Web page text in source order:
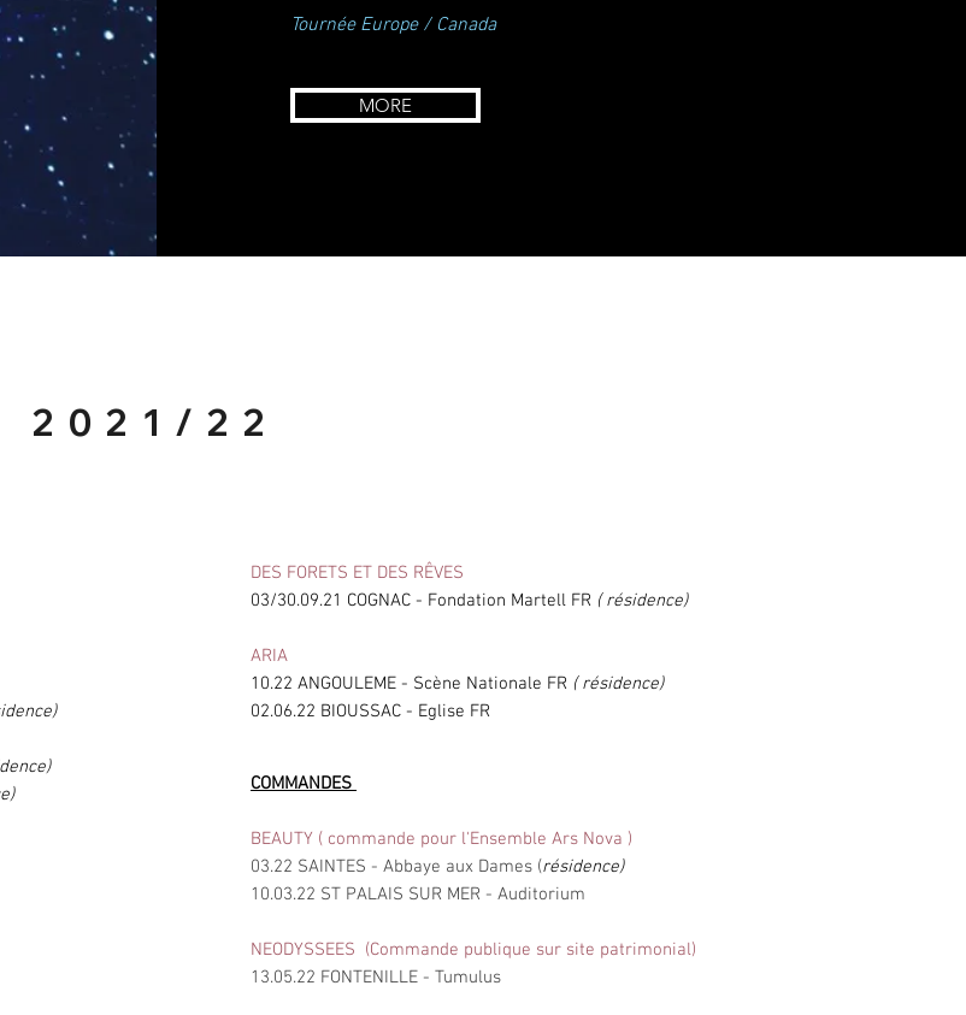
Tournée Europe / Canada
MORE
2021/22
DES FORETS ET DES RÊVES
03/30.09.21 COGNAC - Fondation Martell FR ( résidence)
ARIA
10.22 ANGOULEME - Scène Nationale FR ( résidence)
02.06.22 BIOUSSAC - Eglise FR
COMMANDES
BEAUTY ( commande pour l'Ensemble Ars Nova )
03.22 SAINTES - Abbaye aux Dames (résidence)
10.03.22 ST PALAIS SUR MER - Auditorium
NEODYSSEES (Commande publique sur site patrimonial)
13.05.22 FONTENILLE - Tumulus